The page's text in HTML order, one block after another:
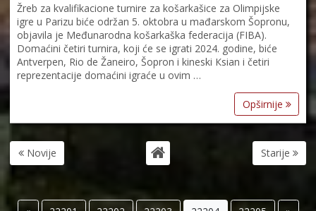
Žreb za kvalifikacione turnire za košarkašice za Olimpijske
igre u Parizu biće održan 5. oktobra u mađarskom Šopronu,
objavila je Međunarodna košarkaška federacija (FIBA).
Domaćini četiri turnira, koji će se igrati 2024. godine, biće
Antverpen, Rio de Žaneiro, Šopron i kineski Кsian i četiri
reprezentacije domaćini igraće u ovim …
Opširnije
Novije Starije